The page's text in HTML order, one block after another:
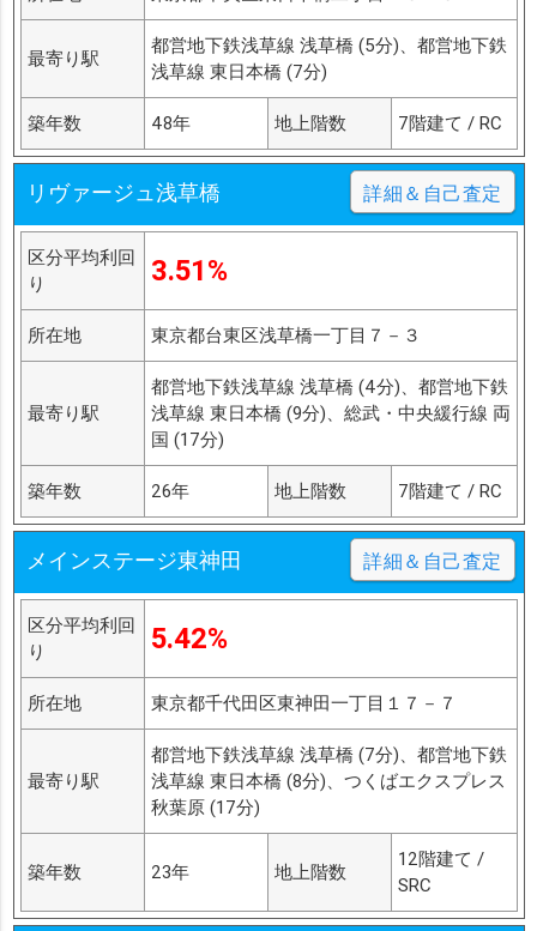
最寄り駅
都営地下鉄浅草線 浅草橋 (5分)、都営地下鉄
浅草線 東日本橋 (7分)
築年数 48年 地上階数 7階建て / RC
リヴァージュ浅草橋 詳細＆自己査定
区分平均利回
り
3.51%
所在地 東京都台東区浅草橋一丁目７－３
最寄り駅
都営地下鉄浅草線 浅草橋 (4分)、都営地下鉄
浅草線 東日本橋 (9分)、総武・中央緩行線 両
国 (17分)
築年数 26年 地上階数 7階建て / RC
メインステージ東神田 詳細＆自己査定
区分平均利回
り
5.42%
所在地 東京都千代田区東神田一丁目１７－７
最寄り駅
都営地下鉄浅草線 浅草橋 (7分)、都営地下鉄
浅草線 東日本橋 (8分)、つくばエクスプレス
秋葉原 (17分)
築年数 23年 地上階数
12階建て /
SRC